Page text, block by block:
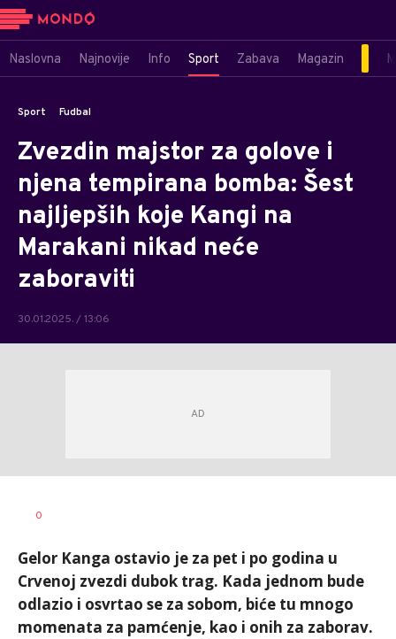
Naslovna Najnovije Info Sport Zabava Magazin
Sport Fudbal
Zvezdin majstor za golove i
njena tempirana bomba: Šest
najljepših koje Kangi na
Marakani nikad neće
zaboraviti
30.01.2025. / 13:06
AUTOR
0
Gelor Kanga ostavio je za pet i po godina u
Crvenoj zvezdi dubok trag. Kada jednom bude
odlazio i osvrtao se za sobom, biće tu mnogo
momenata za pamćenje, kao i onih za zaborav.